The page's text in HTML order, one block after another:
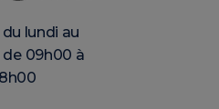
lundi au
de 09h00 à